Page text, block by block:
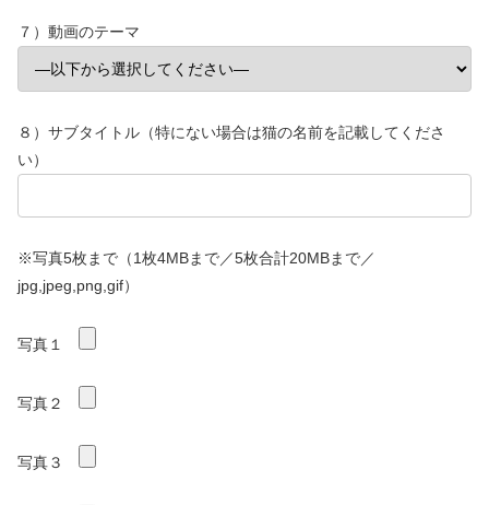
７）動画のテーマ
８）サブタイトル（特にない場合は猫の名前を記載してくださ
い）
※写真5枚まで（1枚4MBまで／5枚合計20MBまで／
jpg,jpeg,png,gif）
写真１
写真２
写真３